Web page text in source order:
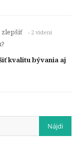
- 2 videní
kvalitu bývania aj